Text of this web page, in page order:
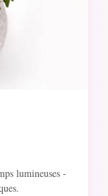
lumineuses -